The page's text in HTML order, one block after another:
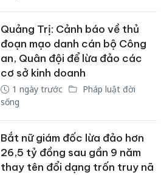
Quảng Trị: Cảnh báo về thủ
đoạn mạo danh cán bộ Công
an, Quân đội để lừa đảo các
cơ sở kinh doanh
1 ngày trước
Pháp luật đời
sống
Bắt nữ giám đốc lừa đảo hơn
26,5 tỷ đồng sau gần 9 năm
thay tên đổi dạng trốn truy nã